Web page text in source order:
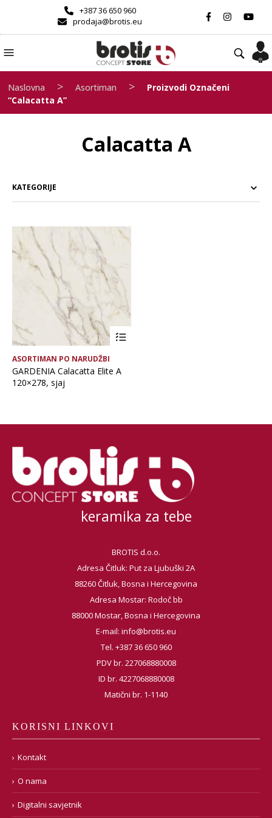
+387 36 650 960
prodaja@brotis.eu
Naslovna > Asortiman >
Proizvodi Označeni
“Calacatta A”
Calacatta A
KATEGORIJE
ASORTIMAN PO NARUDŽBI
GARDENIA Calacatta Elite A
120×278, sjaj
keramika za tebe
BROTIS d.o.o.
Adresa Čitluk: Put za Ljubuški 2A
88260 Čitluk, Bosna i Hercegovina
Adresa Mostar: Rodoč bb
88000 Mostar, Bosna i Hercegovina
E-mail: info@brotis.eu
Tel. +387 36 650 960
PDV br. 227068880008
ID br. 4227068880008
Matični br. 1-1140
KORISNI LINKOVI
Kontakt
O nama
Digitalni savjetnik